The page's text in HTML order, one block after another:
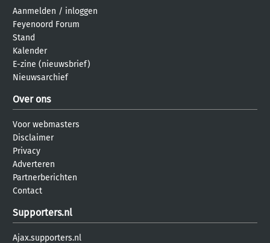
Aanmelden / inloggen
Feyenoord Forum
Stand
Kalender
E-zine (nieuwsbrief)
Nieuwsarchief
Over ons
Voor webmasters
Disclaimer
Privacy
Adverteren
Partnerberichten
Contact
Supporters.nl
Ajax.supporters.nl